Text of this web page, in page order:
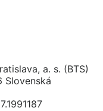
a. s. (BTS)
Slovenská